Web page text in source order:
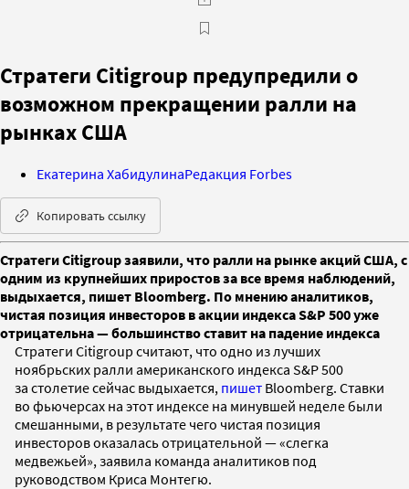
Стратеги Citigroup предупредили о
возможном прекращении ралли на
рынках США
Екатерина ХабидулинаРедакция Forbes
Копировать ссылку
Стратеги Citigroup заявили, что ралли на рынке акций США, с
одним из крупнейших приростов за все время наблюдений,
выдыхается, пишет Bloomberg. По мнению аналитиков,
чистая позиция инвесторов в акции индекса S&P 500 уже
отрицательна — большинство ставит на падение индекса
Стратеги Citigroup считают, что одно из лучших
ноябрьских ралли американского индекса S&P 500
за столетие сейчас выдыхается, пишет Bloomberg. Ставки
во фьючерсах на этот индексе на минувшей неделе были
смешанными, в результате чего чистая позиция
инвесторов оказалась отрицательной — «слегка
медвежьей», заявила команда аналитиков под
руководством Криса Монтегю.